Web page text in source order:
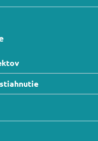
244 x 579